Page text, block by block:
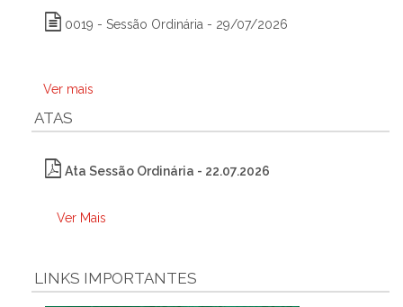
0019 - Sessão Ordinária - 29/07/2026
Ver mais
ATAS
Ata Sessão Ordinária - 22.07.2026
Ver Mais
LINKS IMPORTANTES